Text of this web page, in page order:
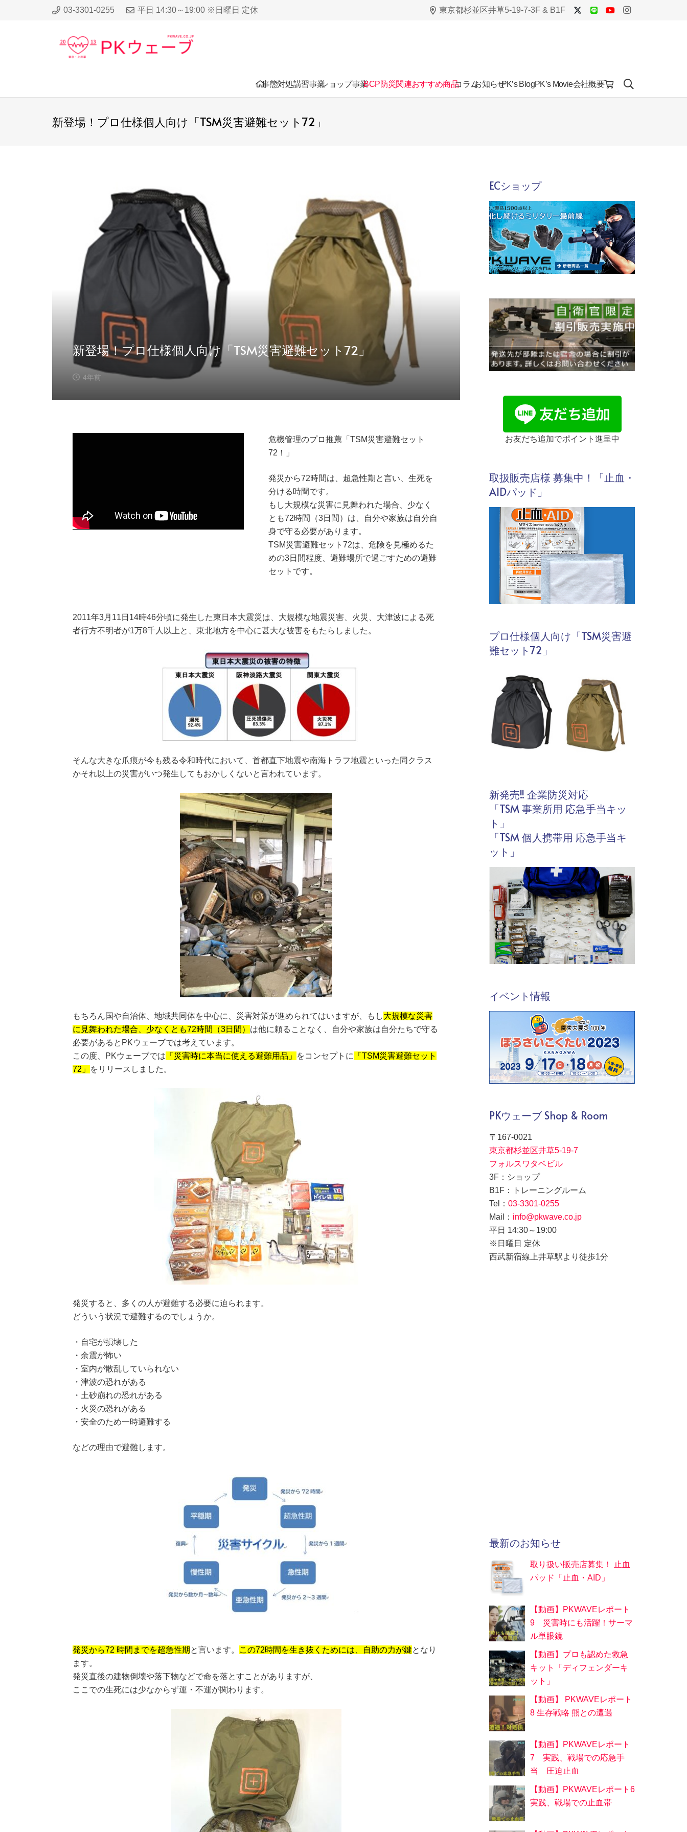
03-3301-0255 平日 14:30～19:00 ※日曜日 定休 東京都杉並区井草5-19-7-3F & B1F
事態対処講習事業ショップ事業BCP防災関連おすすめ商品コラムお知らせPK’s BlogPK’s Movie会社概要
新登場！プロ仕様個人向け「TSM災害避難セット72」
新登場！プロ仕様個人向け「TSM災害避難セット72」
4年前
危機管理のプロ推薦「TSM災害避難セット
72！」
発災から72時間は、超急性期と言い、生死を
分ける時間です。
もし大規模な災害に見舞われた場合、少なく
とも72時間（3日間）は、自分や家族は自分自
身で守る必要があります。
TSM災害避難セット72は、危険を見極めるた
めの3日間程度、避難場所で過ごすための避難
セットです。
2011年3月11日14時46分頃に発生した東日本大震災は、大規模な地震災害、火災、大津波による死
者行方不明者が1万8千人以上と、東北地方を中心に甚大な被害をもたらしました。
そんな大きな爪痕が今も残る令和時代において、首都直下地震や南海トラフ地震といった同クラス
かそれ以上の災害がいつ発生してもおかしくないと言われています。
もちろん国や自治体、地域共同体を中心に、災害対策が進められてはいますが、もし大規模な災害
に見舞われた場合、少なくとも72時間（3日間） は他に頼ることなく、自分や家族は自分たちで守る
必要があるとPKウェーブでは考えています。
この度、PKウェーブでは 「災害時に本当に使える避難用品」 をコンセプトに
「TSM災害避難セット
72」
をリリースしました。
発災すると、多くの人が避難する必要に迫られます。
どういう状況で避難するのでしょうか。
・自宅が損壊した
・余震が怖い
・室内が散乱していられない
・津波の恐れがある
・土砂崩れの恐れがある
・火災の恐れがある
・安全のため一時避難する
などの理由で避難します。
発災から72 時間までを超急性期 と言います。 この72時間を生き抜くためには、自助の力が鍵となり
ます。
発災直後の建物倒壊や落下物などで命を落とすことがありますが、
ここでの生死には少なからず運・不運が関わります。
ECショップ
お友だち追加でポイント進呈中
取扱販売店様 募集中！「止血・
AIDパッド」
プロ仕様個人向け「TSM災害避
難セット72」
新発売!! 企業防災対応
「TSM 事業所用 応急手当キッ
ト」
「TSM 個人携帯用 応急手当キ
ット」
イベント情報
PKウェーブ Shop & Room
〒167-0021
東京都杉並区井草5-19-7
フォルスワタベビル
3F：ショップ
B1F：トレーニングルーム
Tel： 03-3301-0255
Mail： info@pkwave.co.jp
平日 14:30～19:00
※日曜日 定休
西武新宿線上井草駅より徒歩1分
最新のお知らせ
取り扱い販売店募集！ 止血
パッド「止血・AID」
【動画】PKWAVEレポート
9 災害時にも活躍！サーマ
ル単眼鏡
【動画】プロも認めた救急
キット「ディフェンダーキ
ット」
【動画】 PKWAVEレポート
8 生存戦略 熊との遭遇
【動画】PKWAVEレポート
7 実践、戦場での応急手
当 圧迫止血
【動画】PKWAVEレポート6
実践、戦場での止血帯